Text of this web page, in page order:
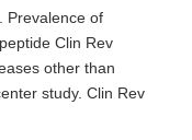
Prevalence of
Clin Rev
other than
study. Clin Rev